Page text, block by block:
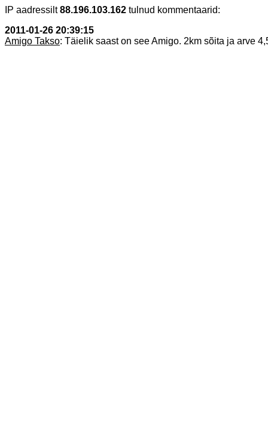
IP aadressilt88.196.103.162 tulnud kommentaarid:
2011-01-26 20:39:15
Amigo Takso: Täielik saast on see Amigo. 2km sõita ja arve